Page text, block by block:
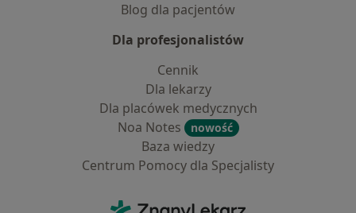
Blog dla pacjentów
Dla profesjonalistów
Cennik
Dla lekarzy
Dla placówek medycznych
Noa Notes
nowość
Baza wiedzy
Centrum Pomocy dla Specjalisty
ZnanyLekarz - Strona główna